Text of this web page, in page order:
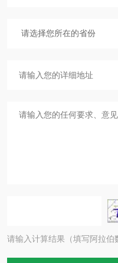
请输入计算结果（填写阿拉伯